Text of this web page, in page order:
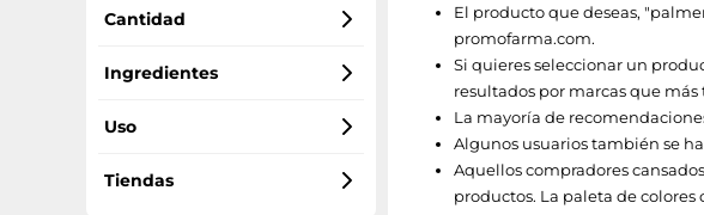
Palmers
Cantidad
250
198
Ingredientes
coco
vitamina E
Uso
sin aclarado
Tiendas
El producto que deseas, "
promofarma.com.
Si quieres seleccionar un
resultados por marcas que
La mayoría de
Algunos usuarios también se
Aquellos compradores
productos. La paleta de